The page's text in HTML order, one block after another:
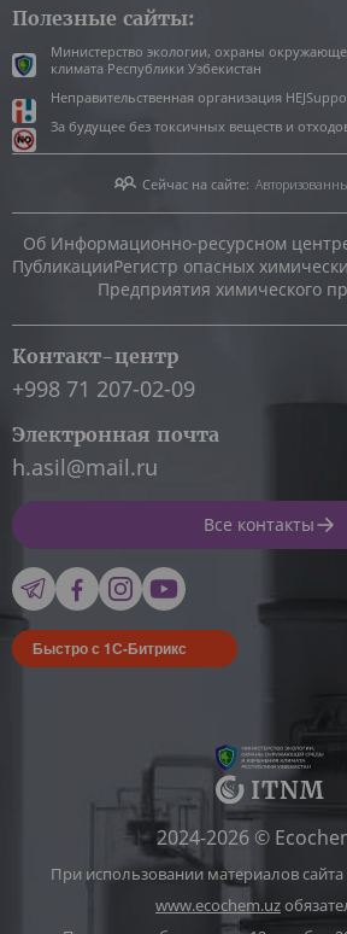
Полезные сайты:
Министерство экологии, охраны
климата Республики Узбекистан
Неправительственная организация
За будущее без токсичных веществ и
Сейчас на сайте:
Об Информационно-ресурсном
ПубликацииРегистр опасных
Предприятия химического
Контакт-центр
+998 71 207-02-09
Электронная почта
h.asil@mail.ru
Все контакты
Быстро с 1С-Битрикс
2024-2026 ©
При использовании материалов сайта
www.ecochem.uz